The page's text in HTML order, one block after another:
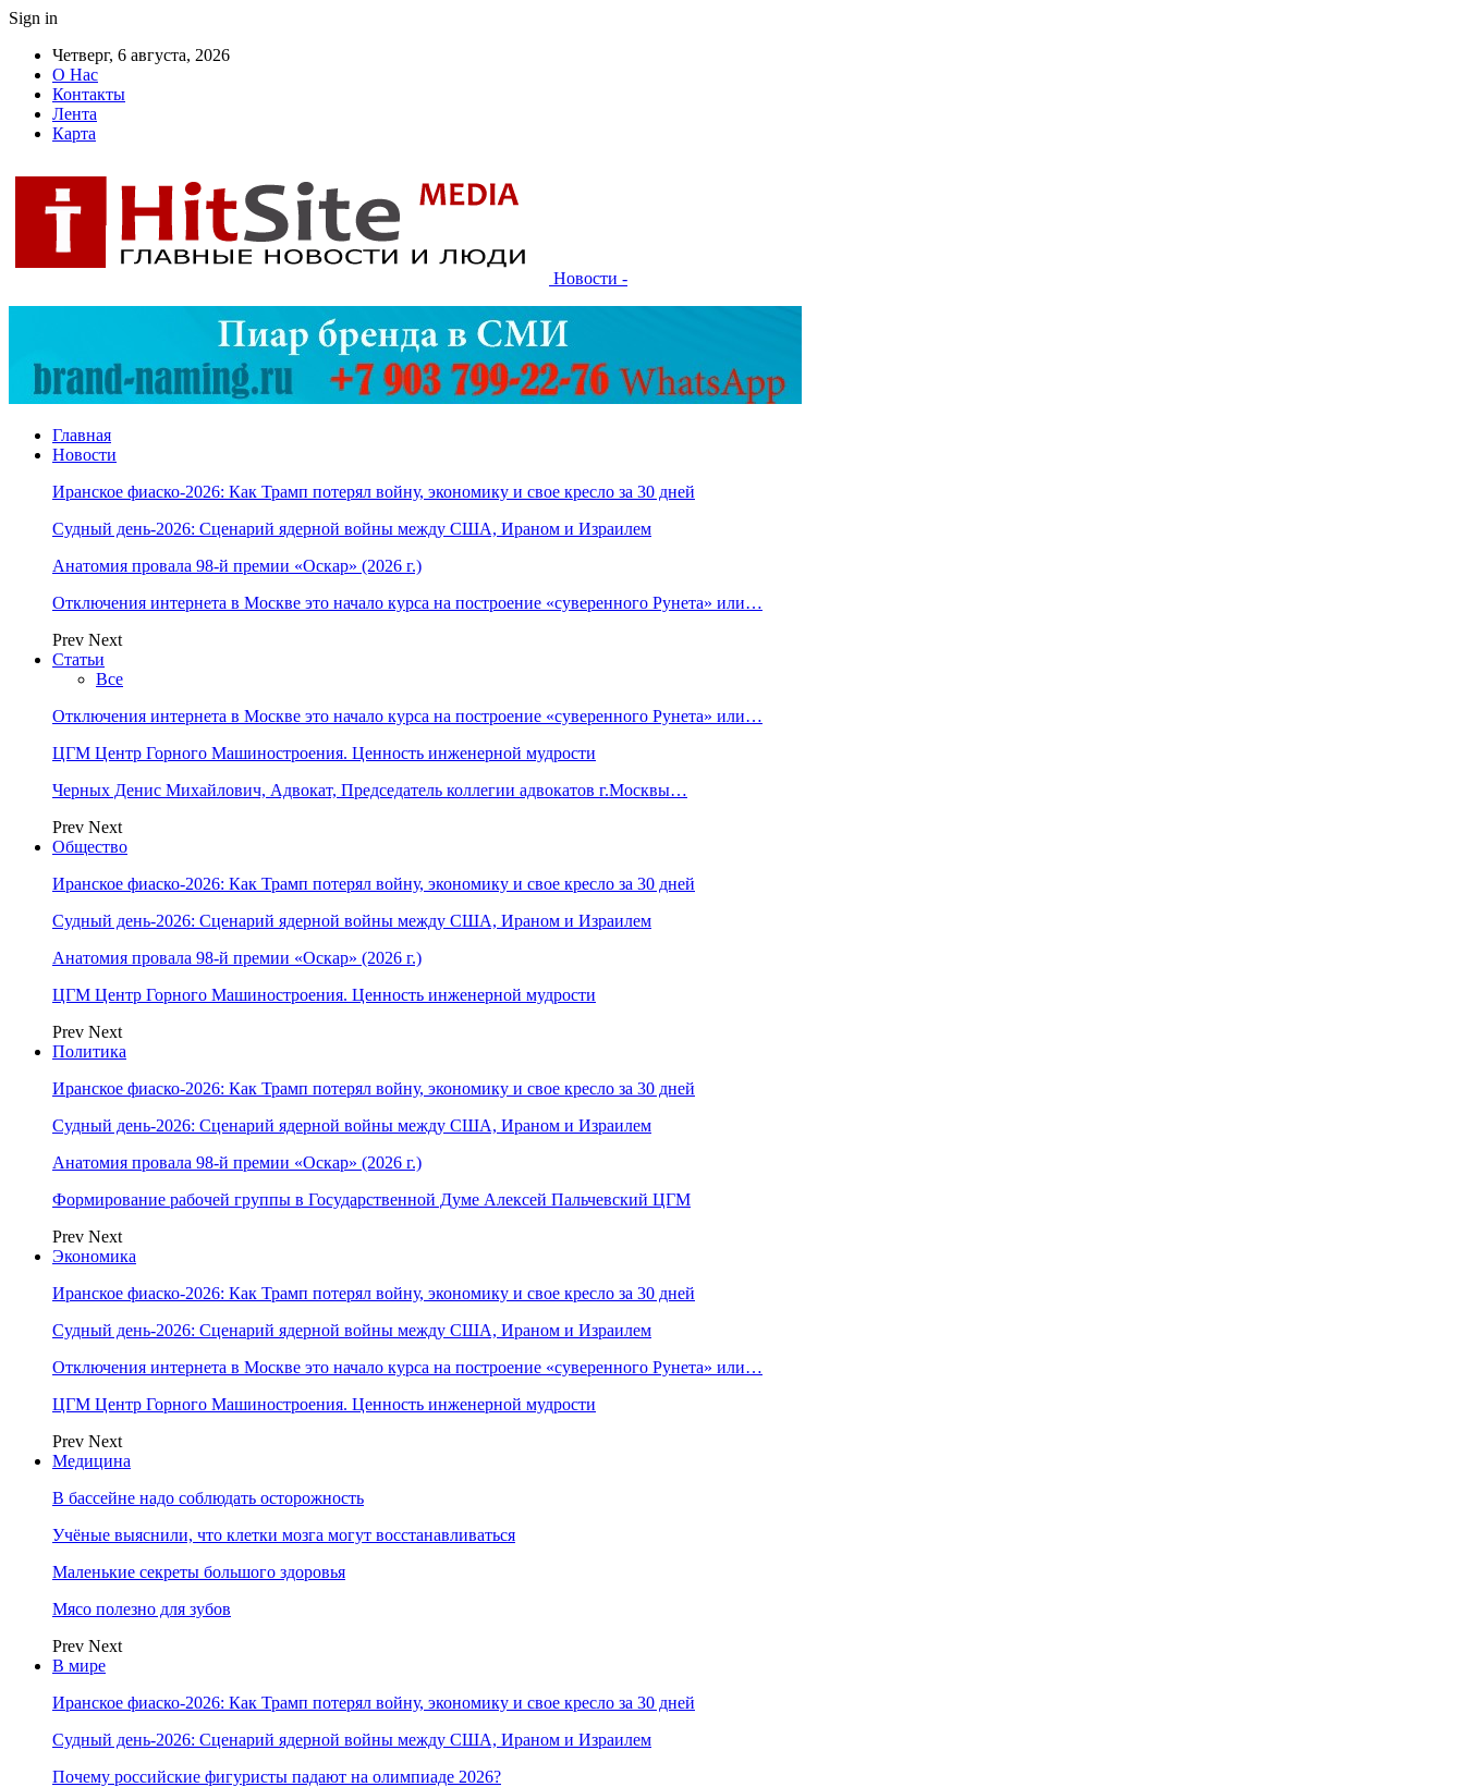
Sign in
Четверг, 6 августа, 2026
О Нас
Контакты
Лента
Карта
Новости -
Главная
Новости
Иранское фиаско-2026: Как Трамп потерял войну, экономику и свое кресло за 30 дней
Судный день-2026: Сценарий ядерной войны между США, Ираном и Израилем
Анатомия провала 98-й премии «Оскар» (2026 г.)
Отключения интернета в Москве это начало курса на построение «суверенного Рунета» или…
Prev Next
Статьи
Все
Отключения интернета в Москве это начало курса на построение «суверенного Рунета» или…
ЦГМ Центр Горного Машиностроения. Ценность инженерной мудрости
Черных Денис Михайлович, Адвокат, Председатель коллегии адвокатов г.Москвы…
Prev Next
Общество
Иранское фиаско-2026: Как Трамп потерял войну, экономику и свое кресло за 30 дней
Судный день-2026: Сценарий ядерной войны между США, Ираном и Израилем
Анатомия провала 98-й премии «Оскар» (2026 г.)
ЦГМ Центр Горного Машиностроения. Ценность инженерной мудрости
Prev Next
Политика
Иранское фиаско-2026: Как Трамп потерял войну, экономику и свое кресло за 30 дней
Судный день-2026: Сценарий ядерной войны между США, Ираном и Израилем
Анатомия провала 98-й премии «Оскар» (2026 г.)
Формирование рабочей группы в Государственной Думе Алексей Пальчевский ЦГМ
Prev Next
Экономика
Иранское фиаско-2026: Как Трамп потерял войну, экономику и свое кресло за 30 дней
Судный день-2026: Сценарий ядерной войны между США, Ираном и Израилем
Отключения интернета в Москве это начало курса на построение «суверенного Рунета» или…
ЦГМ Центр Горного Машиностроения. Ценность инженерной мудрости
Prev Next
Медицина
В бассейне надо соблюдать осторожность
Учёные выяснили, что клетки мозга могут восстанавливаться
Маленькие секреты большого здоровья
Мясо полезно для зубов
Prev Next
В мире
Иранское фиаско-2026: Как Трамп потерял войну, экономику и свое кресло за 30 дней
Судный день-2026: Сценарий ядерной войны между США, Ираном и Израилем
Почему российские фигуристы падают на олимпиаде 2026?